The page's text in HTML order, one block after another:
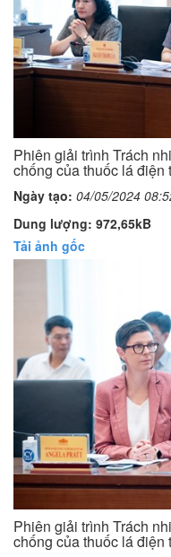
Phiên giải trình Trách
chống của thuốc lá điện
Ngày tạo: 04/05/2024
Dung lượng: 972,65kB
Tải ảnh gốc
Phiên giải trình Trách
chống của thuốc lá điện